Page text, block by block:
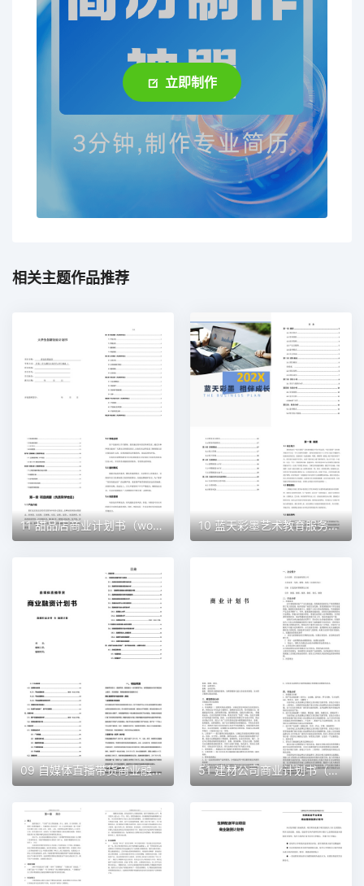
立即制作
相关主题作品推荐
11 甜品店商业计划书（word+ppt配套）创业计划书word模板 10 蓝天彩墨艺术教育服务平台商业计划书（word+ppt配套）创业计划书word模板
09 自媒体直播带货商业融资计划书（word+ppt配套）创业计划书word模板 51 建材公司商业计划书（word+ppt配套）创业计划书word模板